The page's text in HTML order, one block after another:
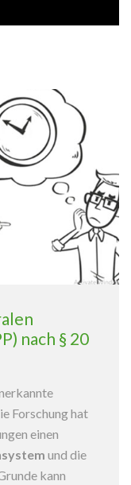
nach § 20
Forschung hat
einen
und die
kann